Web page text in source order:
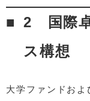
2 国際
ス構想
大学ファンドお